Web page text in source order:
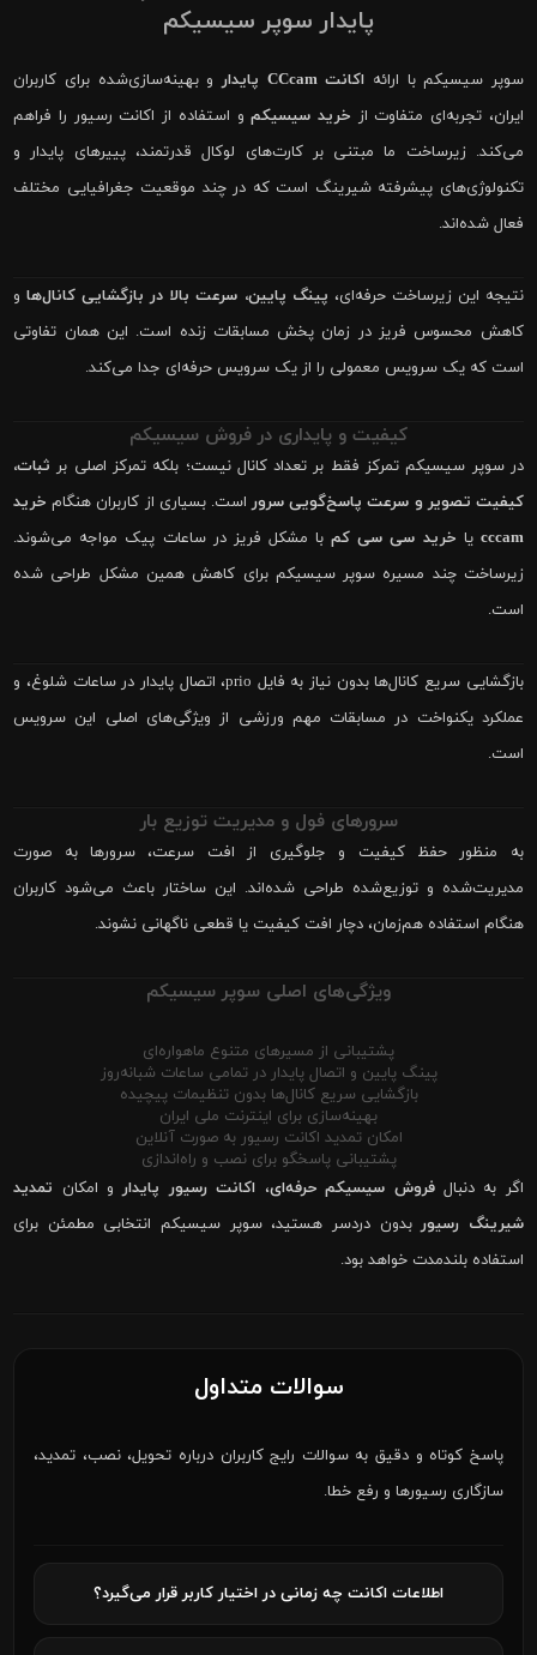
پایدار سوپر سیسیکم
سوپر سیسیکم با ارائه اکانت CCcam پایدار
و بهینه‌سازی‌شده برای کاربران
ایران، تجربه‌ای متفاوت از خرید سیسیکمو استفاده از اکانت رسیور را فراهم
می‌کند. زیرساخت ما مبتنی بر کارت‌های لوکال قدرتمند، پییرهای پایدار و
تکنولوژی‌های پیشرفته شیرینگ است که در چند موقعیت جغرافیایی مختلف
فعال شده‌اند.
نتیجه این زیرساخت حرفه‌ای، پینگ پایین، سرعت بالا در بازگشایی کانال‌هاو
کاهش محسوس فریز در زمان پخش مسابقات زنده است. این همان تفاوتی
است که یک سرویس معمولی را از یک سرویس حرفه‌ای جدا می‌کند.
کیفیت و پایداری در فروش سیسیکم
در سوپر سیسیکم تمرکز فقط بر تعداد کانال نیست؛ بلکه تمرکز اصلی بر ثبات،
کیفیت تصویر و سرعت پاسخ‌گویی سروراست. بسیاری از کاربران هنگام خرید
cccam یا خرید سی سی کمبا مشکل فریز در ساعات پیک مواجه می‌شوند.
زیرساخت چند مسیره سوپر سیسیکم برای کاهش همین مشکل طراحی شده
است.
بازگشایی سریع کانال‌ها بدون نیاز به فایل prio، اتصال پایدار در ساعات شلوغ، و
عملکرد یکنواخت در مسابقات مهم ورزشی از ویژگی‌های اصلی این سرویس
است.
سرورهای فول و مدیریت توزیع بار
به منظور حفظ کیفیت و جلوگیری از افت سرعت، سرورها به صورت
مدیریت‌شده و توزیع‌شده طراحی شده‌اند. این ساختار باعث می‌شود کاربران
هنگام استفاده هم‌زمان، دچار افت کیفیت یا قطعی ناگهانی نشوند.
ویژگی‌های اصلی سوپر سیسیکم
پشتیبانی از مسیرهای متنوع ماهواره‌ای
پینگ پایین و اتصال پایدار در تمامی ساعات شبانه‌روز
بازگشایی سریع کانال‌ها بدون تنظیمات پیچیده
بهینه‌سازی برای اینترنت ملی ایران
امکان تمدید اکانت رسیور به صورت آنلاین
پشتیبانی پاسخگو برای نصب و راه‌اندازی
اگر به دنبالفروش سیسیکم حرفه‌ای، اکانت رسیور پایدارو امکان تمدید
شیرینگ رسیوربدون دردسر هستید، سوپر سیسیکم انتخابی مطمئن برای
استفاده بلندمدت خواهد بود.
سوالات متداول
پاسخ کوتاه و دقیق به سوالات رایج کاربران درباره تحویل، نصب، تمدید،
سازگاری رسیورها و رفع خطا.
اطلاعات اکانت چه زمانی در اختیار کاربر قرار می‌گیرد؟